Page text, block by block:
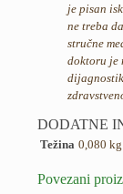
je pisan
ne treba
stručne
doktoru je
DODATNE
Težina 0,080 kg
Povezani